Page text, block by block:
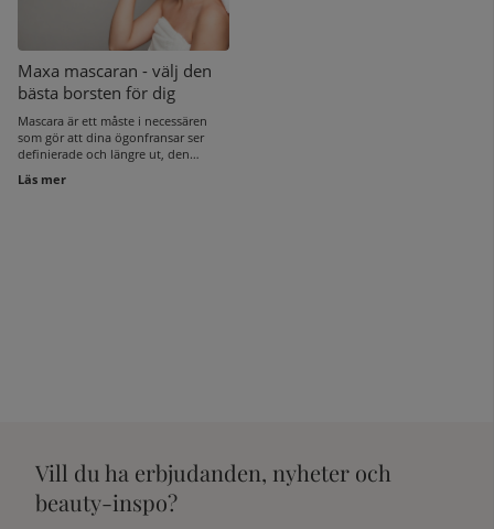
Maxa mascaran - välj den
bästa borsten för dig
Mascara är ett måste i necessären
som gör att dina ögonfransar ser
definierade och längre ut, den
öppnar upp och drar
uppmärksamhet till dina ögon
Läs mer
Vill du ha erbjudanden, nyheter och
beauty-inspo?